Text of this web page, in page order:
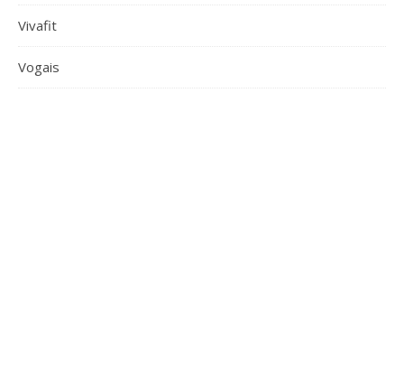
Vivafit
Vogais